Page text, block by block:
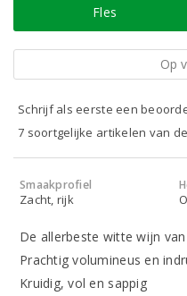
Fles
Op
Schrijf als eerste een
7 soortgelijke artikelen van
Smaakprofiel
Zacht, rijk
De allerbeste witte wijn
Prachtig volumineus en
Kruidig, vol en sappig